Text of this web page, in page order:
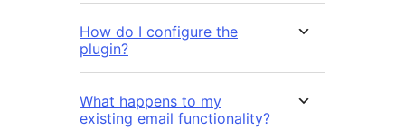
How do I configure the
plugin?
What happens to my
existing email functionality?